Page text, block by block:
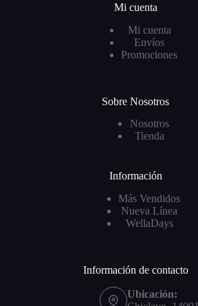
Mi cuenta
Mi cuenta
Envíos
Promociones
Sobre Nosotros
Nosotros
Tienda
Información
Más Vendidos
Nueva Línea
WellaDays
Información de contacto
Ubicación: